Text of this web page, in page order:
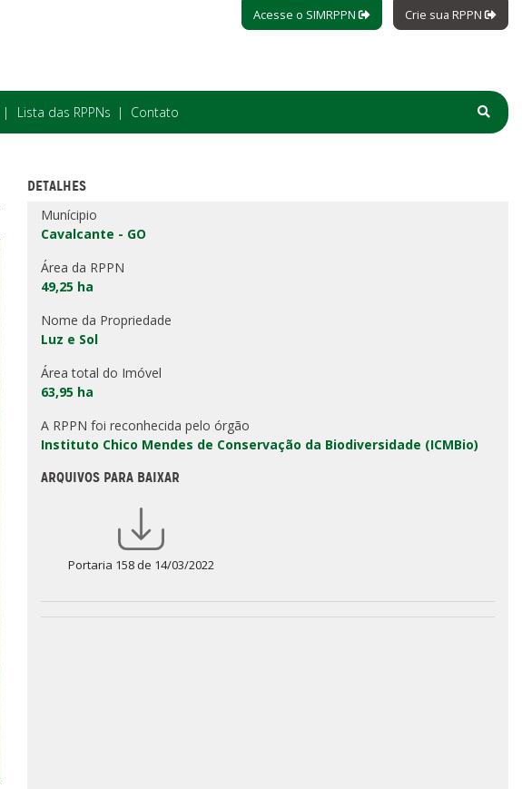
Acesse o SIMRPPN Crie sua RPPN
Lista das RPPNs Contato
DETALHES
Munícipio
Cavalcante - GO
Área da RPPN
49,25 ha
Nome da Propriedade
Luz e Sol
Área total do Imóvel
63,95 ha
A RPPN foi reconhecida pelo órgão
Instituto Chico Mendes de Conservação da Biodiversidade (ICMBio)
ARQUIVOS PARA BAIXAR
Portaria 158 de 14/03/2022